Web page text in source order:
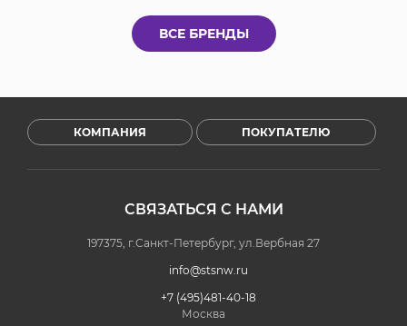
ВСЕ БРЕНДЫ
КОМПАНИЯ ПОКУПАТЕЛЮ
СВЯЗАТЬСЯ С НАМИ
197375, г.Санкт-Петербург, ул.Вербная 27
info@stsnw.ru
Москва
+7 (495)481-40-18